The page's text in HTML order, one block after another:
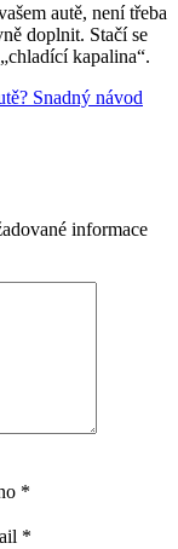
autě, není třeba
doplnit. Stačí se
kapalina“.
Snadný návod
informace
*
*